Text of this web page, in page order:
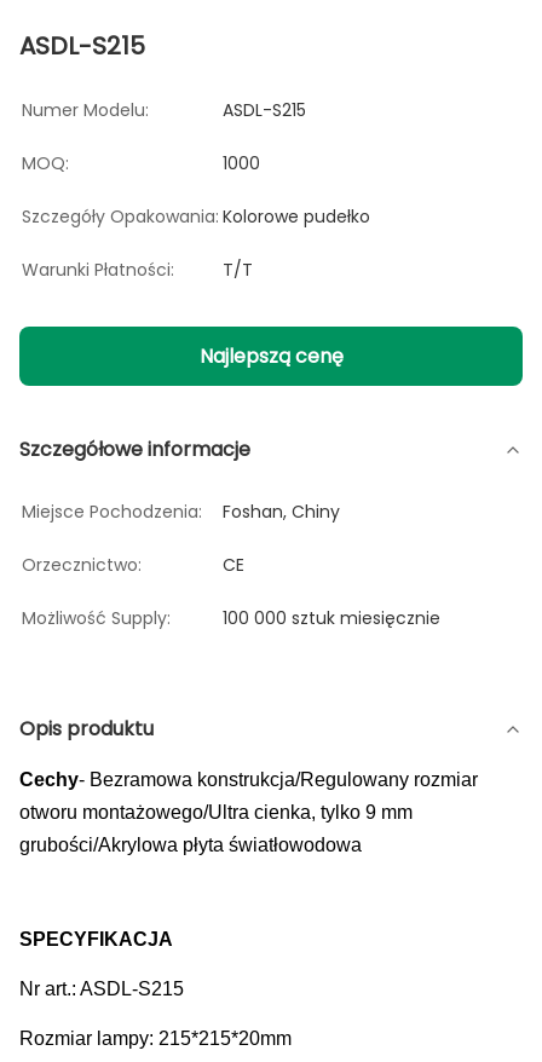
ASDL-S215
Numer Modelu: ASDL-S215
MOQ: 1000
Szczegóły Opakowania: Kolorowe pudełko
Warunki Płatności: T/T
Najlepszą cenę
Szczegółowe informacje
Miejsce Pochodzenia: Foshan, Chiny
Orzecznictwo: CE
Możliwość Supply: 100 000 sztuk miesięcznie
Opis produktu
Cechy- Bezramowa konstrukcja/Regulowany rozmiar
otworu montażowego/Ultra cienka, tylko 9 mm
grubości/Akrylowa płyta światłowodowa
SPECYFIKACJA
Nr art.: ASDL-S215
Rozmiar lampy: 215*215*20mm